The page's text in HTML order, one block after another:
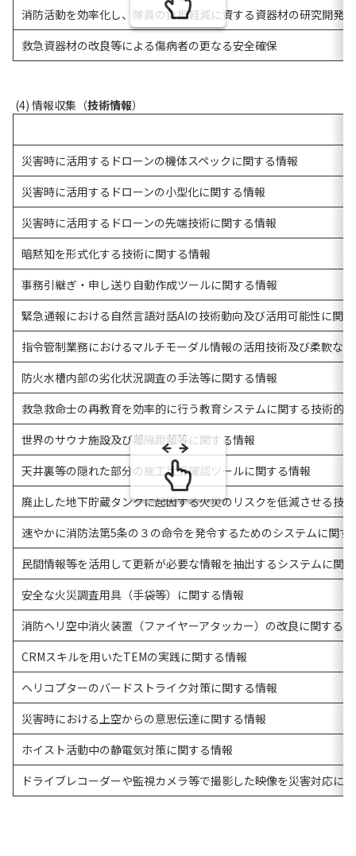
消防活動を効率化し、隊員の負担軽減に資する資器材の研究開発
救急資器材の改良等による傷病者の更なる安全確保
(4) 情報収集（技術情報）
災害時に活用するドローンの機体スペックに関する情報
災害時に活用するドローンの小型化に関する情報
災害時に活用するドローンの先端技術に関する情報
暗黙知を形式化する技術に関する情報
事務引継ぎ・申し送り自動作成ツールに関する情報
緊急通報における自然言語対話AIの技術動向及び活用可能性に関
指令管制業務におけるマルチモーダル情報の活用技術及び柔軟な
防火水槽内部の劣化状況調査の手法等に関する情報
救急救命士の再教育を効率的に行う教育システムに関する技術的
世界のサウナ施設及び離隔距離等に関する情報
天井裏等の隠れた部分の施工状況確認ツールに関する情報
廃止した地下貯蔵タンクに起因する火災のリスクを低減させる技
速やかに消防法第5条の３の命令を発令するためのシステムに関す
民間情報等を活用して更新が必要な情報を抽出するシステムに関
安全な火災調査用具（手袋等）に関する情報
消防ヘリ空中消火装置（ファイヤーアタッカー）の改良に関する
CRMスキルを用いたTEMの実践に関する情報
ヘリコプターのバードストライク対策に関する情報
災害時における上空からの意思伝達に関する情報
ホイスト活動中の静電気対策に関する情報
ドライブレコーダーや監視カメラ等で撮影した映像を災害対応に